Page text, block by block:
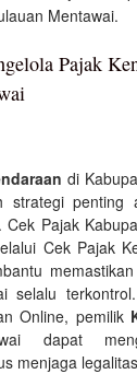
Mentawai.
Pajak
di
strategi penting
Pajak
Cek Pajak
selalu
Online, pemilik
dapat
menjaga